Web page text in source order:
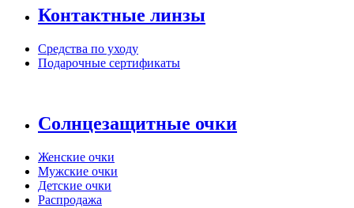
Контактные линзы
Средства по уходу
Подарочные сертификаты
Солнцезащитные очки
Женские очки
Мужские очки
Детские очки
Распродажа